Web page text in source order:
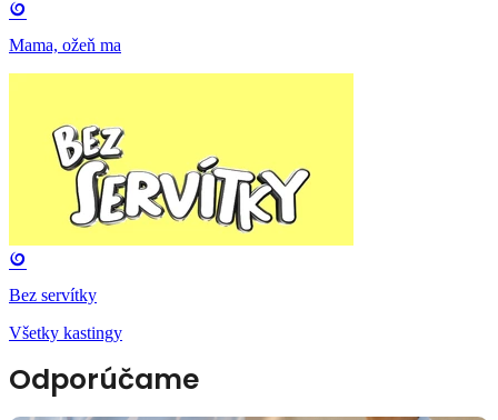
Mama, ožeň ma
Bez servítky
Všetky kastingy
Odporúčame